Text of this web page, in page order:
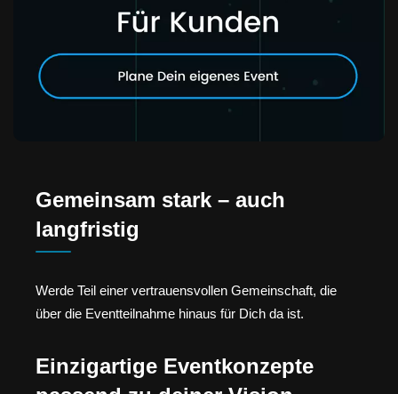
Gemeinsam stark – auch
langfristig
Werde Teil einer vertrauensvollen Gemeinschaft, die
über die Eventteilnahme hinaus für Dich da ist.
Einzigartige Eventkonzepte